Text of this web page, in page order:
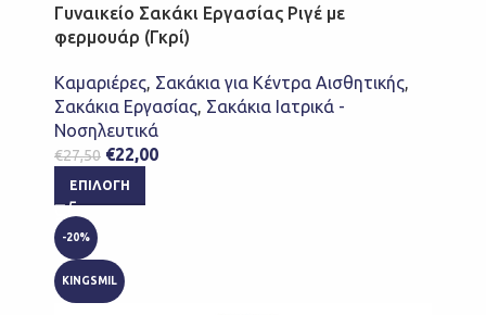
Γυναικείο Σακάκι Εργασίας Ριγέ με
φερμουάρ (Γκρί)
Καμαριέρες, Σακάκια για Κέντρα Αισθητικής,
Σακάκια Εργασίας, Σακάκια Ιατρικά -
Νοσηλευτικά
€27,50 €22,00
ΕΠΙΛΟΓΉ
-20%
KINGSMIL